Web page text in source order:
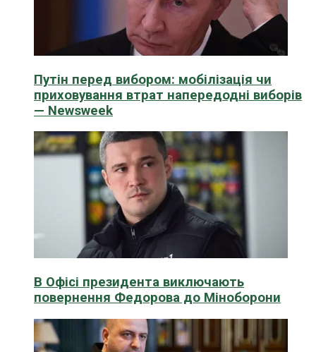
Путін перед вибором: мобілізація чи
приховування втрат напередодні виборів
— Newsweek
В Офісі президента виключають
повернення Федорова до Міноборони